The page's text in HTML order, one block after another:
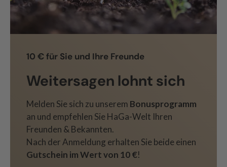
10 € für Sie und Ihre Freunde
Weitersagen lohnt sich
Melden Sie sich zu unserem Bonusprogramm
an und empfehlen Sie HaGa-Welt Ihren
Freunden & Bekannten.
Nach der Anmeldung erhalten Sie beide einen
Gutschein im Wert von 10 €!